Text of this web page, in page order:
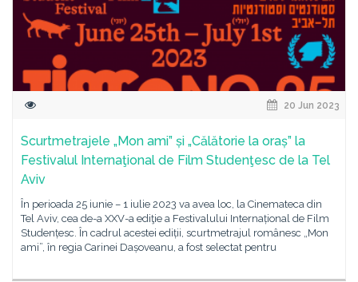
20 Jun 2023
Scurtmetrajele „Mon ami” și „Călătorie la oraș” la
Festivalul Internaţional de Film Studenţesc de la Tel
Aviv
În perioada 25 iunie – 1 iulie 2023 va avea loc, la Cinemateca din
Tel Aviv, cea de-a XXV-a ediţie a Festivalului Internațional de Film
Studențesc. În cadrul acestei ediții, scurtmetrajul românesc „Mon
ami”, în regia Carinei Dașoveanu, a fost selectat pentru